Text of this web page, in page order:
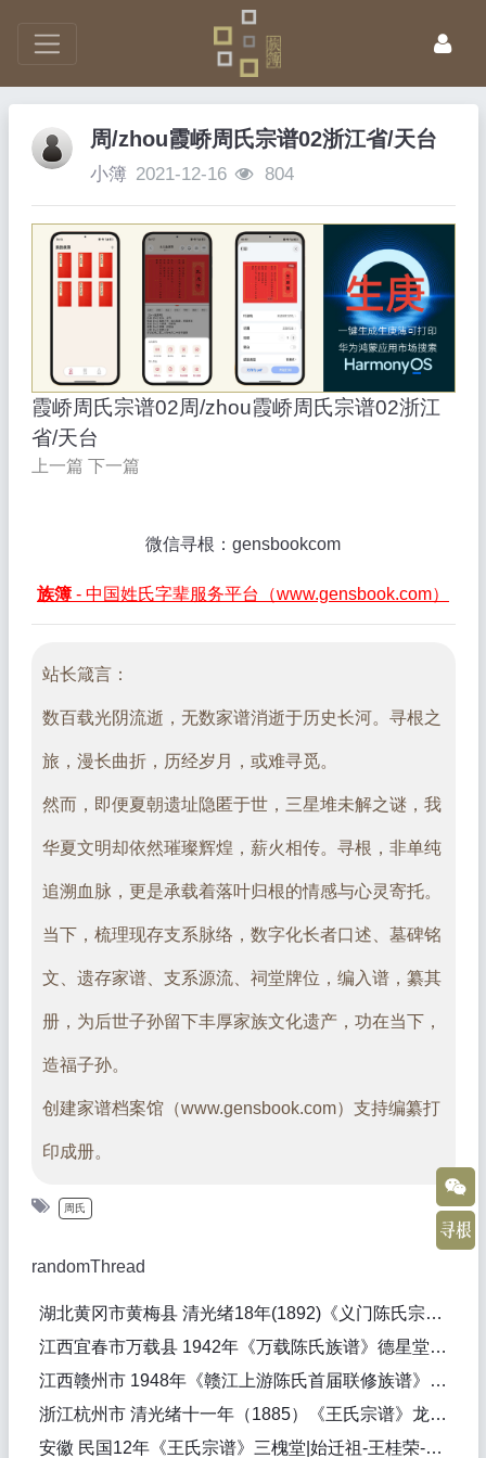
周/zhou霞峤周氏宗谱02浙江省/天台
小簿 2021-12-16 804
霞峤周氏宗谱02周/zhou霞峤周氏宗谱02浙江
省/天台
上一篇 下一篇
微信寻根：gensbookcom
族簿 - 中国姓氏字辈服务平台（www.gensbook.com）
站长箴言：
数百载光阴流逝，无数家谱消逝于历史长河。寻根之
旅，漫长曲折，历经岁月，或难寻觅。
然而，即便夏朝遗址隐匿于世，三星堆未解之谜，我
华夏文明却依然璀璨辉煌，薪火相传。寻根，非单纯
追溯血脉，更是承载着落叶归根的情感与心灵寄托。
当下，梳理现存支系脉络，数字化长者口述、墓碑铭
文、遗存家谱、支系源流、祠堂牌位，编入谱，纂其
册，为后世子孙留下丰厚家族文化遗产，功在当下，
造福子孙。
创建家谱档案馆（www.gensbook.com）支持编纂打
印成册。
周氏
randomThread
湖北黄冈市黄梅县 清光绪18年(1892)《义门陈氏宗谱》遵义堂|始迁祖-陈宗琉-北宋|陈炳旸（纂修），陈福兴（纂修）
江西宜春市万载县 1942年《万载陈氏族谱》德星堂||陈晓旸（纂修），陈晓旸（纂修）
江西赣州市 1948年《赣江上游陈氏首届联修族谱》|始祖-陈伯宣-唐代，始迁祖-陈成则-宋代|
浙江杭州市 清光绪十一年（1885）《王氏宗谱》龙泽堂|先祖-王俊公|王调明（纂修）
安徽 民国12年《王氏宗谱》三槐堂|始迁祖-王桂荣-明，始迁祖-王桂荣-明，始迁祖-王璧-唐|王筱甫（纂修），王筱甫（纂修）